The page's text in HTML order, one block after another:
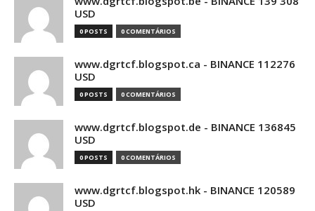
USD
0 POSTS 0 COMENTÁRIOS
www.dgrtcf.blogspot.ca - BINANCE 112276
USD
0 POSTS 0 COMENTÁRIOS
www.dgrtcf.blogspot.de - BINANCE 136845
USD
0 POSTS 0 COMENTÁRIOS
www.dgrtcf.blogspot.hk - BINANCE 120589
USD